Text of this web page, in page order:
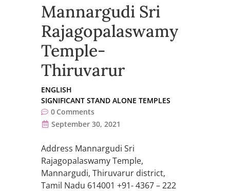
Mannargudi Sri
Rajagopalaswamy
Temple-
Thiruvarur
ENGLISH
SIGNIFICANT STAND ALONE TEMPLES
0 Comments
September 30, 2021
Address Mannargudi Sri
Rajagopalaswamy Temple,
Mannargudi, Thiruvarur district,
Tamil Nadu 614001 +91- 4367 – 222